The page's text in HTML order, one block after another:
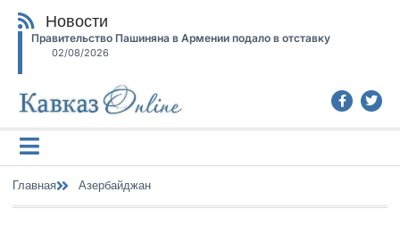
Новости
Правительство Пашиняна в Армении подало в отставку
02/08/2026
Главная Азербайджан